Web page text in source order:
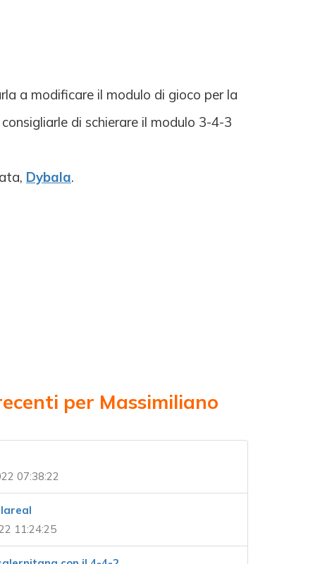
a modificare il modulo di gioco per la
di schierare il modulo 3-4-3
Dybala.
per Massimiliano
07:38:22
11:24:25